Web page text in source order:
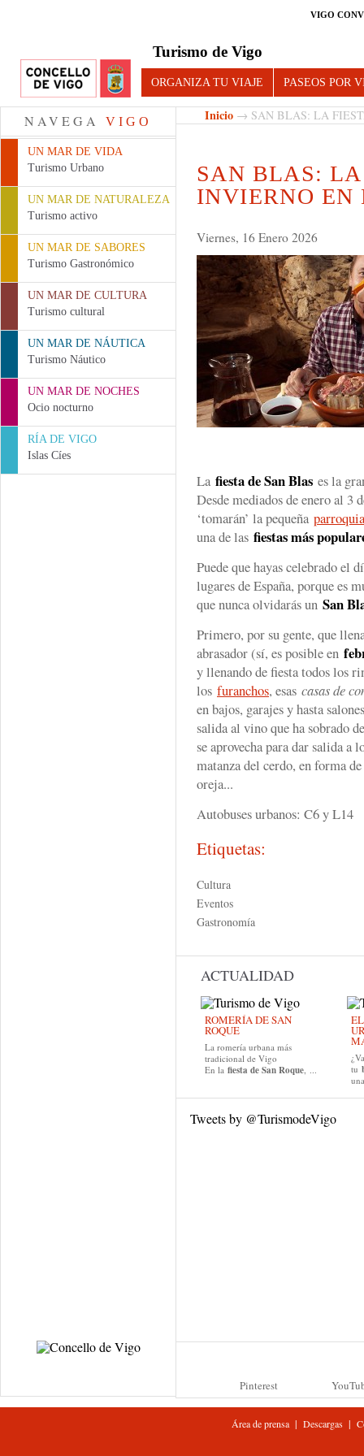
VIGO
Turismo de Vigo
ORGANIZA TU VIAJE PASEOS POR
NAVEGA VIGO
UN MAR DE VIDA
Turismo Urbano
UN MAR DE NATURALEZA
Turismo activo
UN MAR DE SABORES
Turismo Gastronómico
UN MAR DE CULTURA
Turismo cultural
UN MAR DE NÁUTICA
Turismo Náutico
UN MAR DE NOCHES
Ocio nocturno
RÍA DE VIGO
Islas Cíes
Inicio → SAN BLAS: LA
SAN BLAS:
INVIERNO EN
Viernes, 16 Enero 2026
La fiesta de San Blas es la
Desde mediados de enero al 3
‘tomarán’ la pequeña
una de las fiestas más
Puede que hayas celebrado el
lugares de España, porque es
que nunca olvidarás un San
Primero, por su gente, que
abrasador (sí, es posible en
y llenando de fiesta todos los
los furanchos, esas casas de
en bajos, garajes y hasta
salida al vino que ha sobrado
se aprovecha para dar salida a
matanza del cerdo, en forma
oreja...
Autobuses urbanos: C6 y L14
Etiquetas:
Cultura
Eventos
Gastronomía
ACTUALIDAD
ROMERÍA DE SAN
ROQUE
La romería urbana más
tradicional de Vigo
En la fiesta de San Roque, ...
tu
Tweets by @TurismodeVigo
Pinterest
Área de prensa| Descargas|